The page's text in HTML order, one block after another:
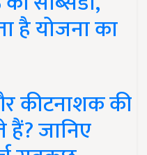
है योजना का
कीटनाशक की
जानिए